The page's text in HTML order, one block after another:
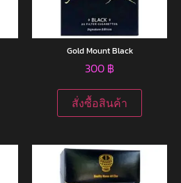
Gold Mount Black
300 ฿
สั่งซื้อสินค้า